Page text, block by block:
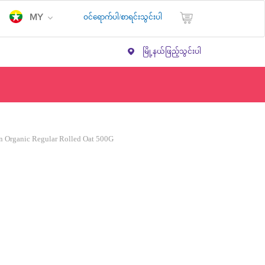
MY ဝင်ရောက်ပါ/စာရင်းသွင်းပါ
မြို့နယ်ဖြည့်သွင်းပါ
Organic Regular Rolled Oat 500G